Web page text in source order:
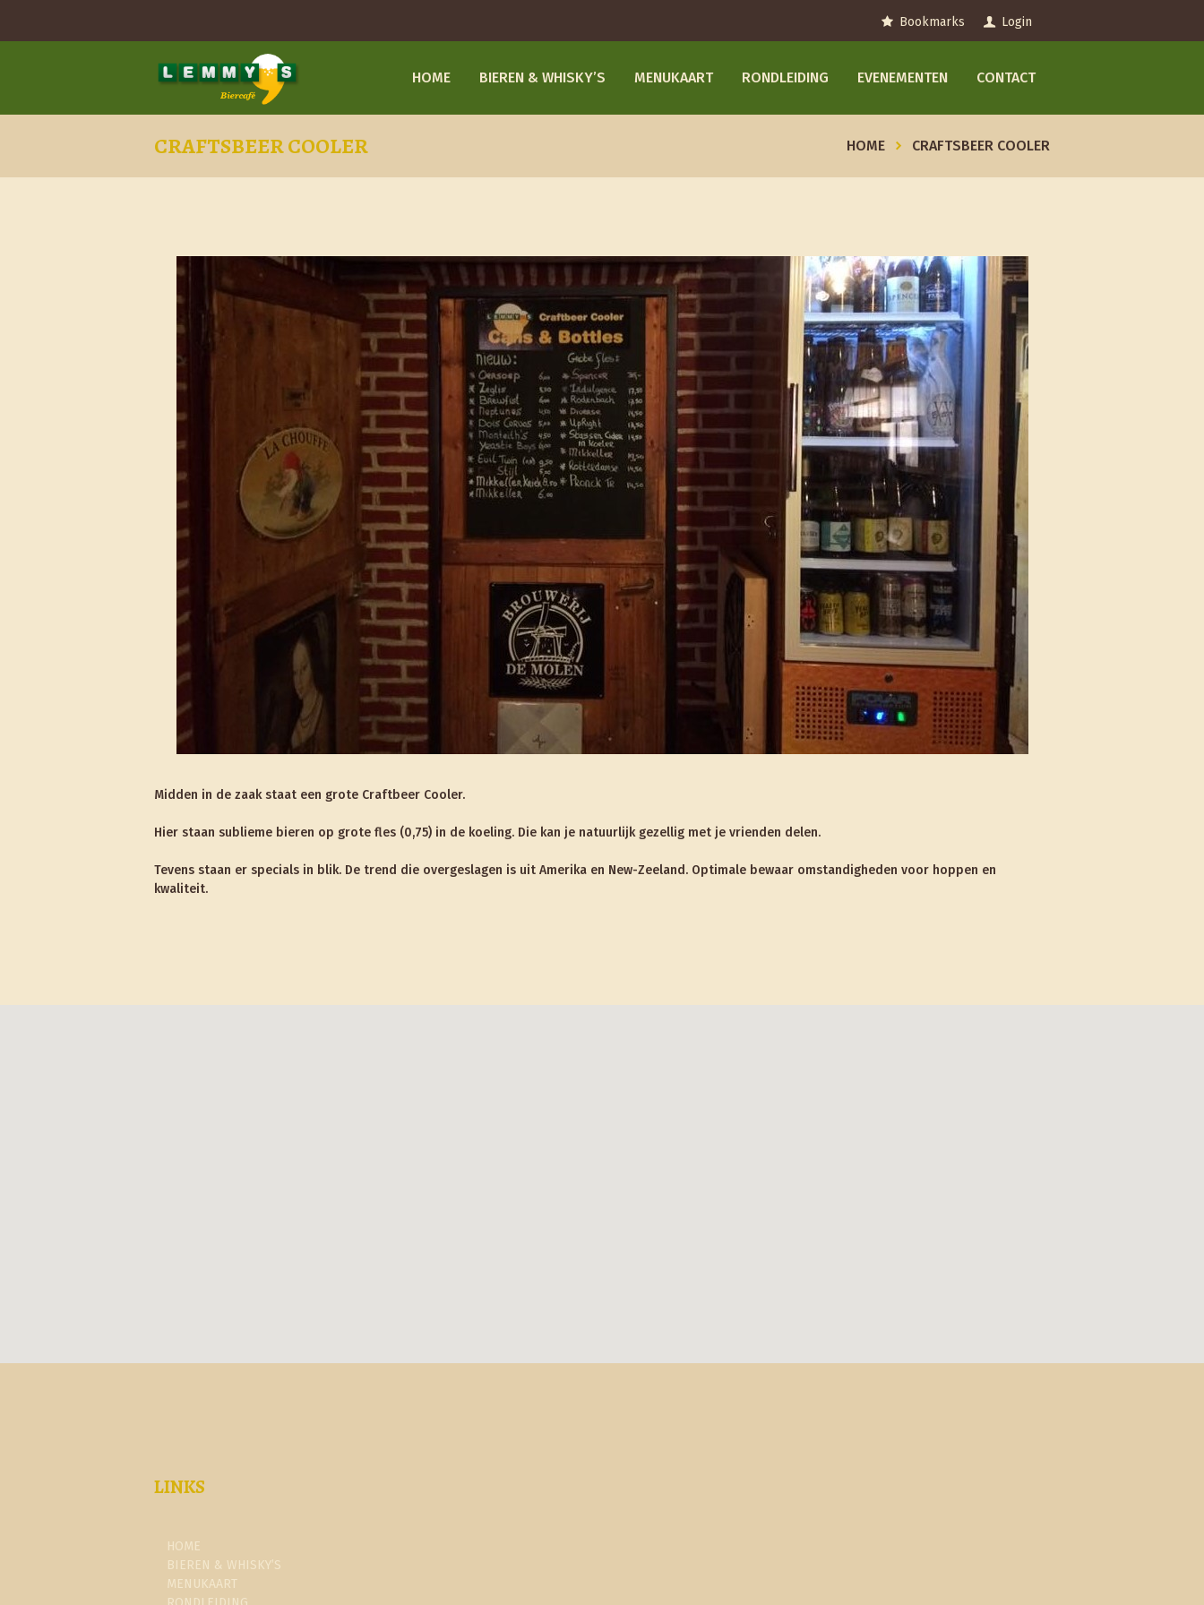
Bookmarks Login
HOME BIEREN & WHISKY’S MENUKAART RONDLEIDING EVENEMENTEN CONTACT
CRAFTSBEER COOLER HOME CRAFTSBEER COOLER
Midden in de zaak staat een grote Craftbeer Cooler.
Hier staan sublieme bieren op grote fles (0,75) in de koeling. Die kan je natuurlijk gezellig met je vrienden delen.
Tevens staan er specials in blik. De trend die overgeslagen is uit Amerika en New-Zeeland. Optimale bewaar omstandigheden voor hoppen en
kwaliteit.
LINKS
HOME
BIEREN & WHISKY’S
MENUKAART